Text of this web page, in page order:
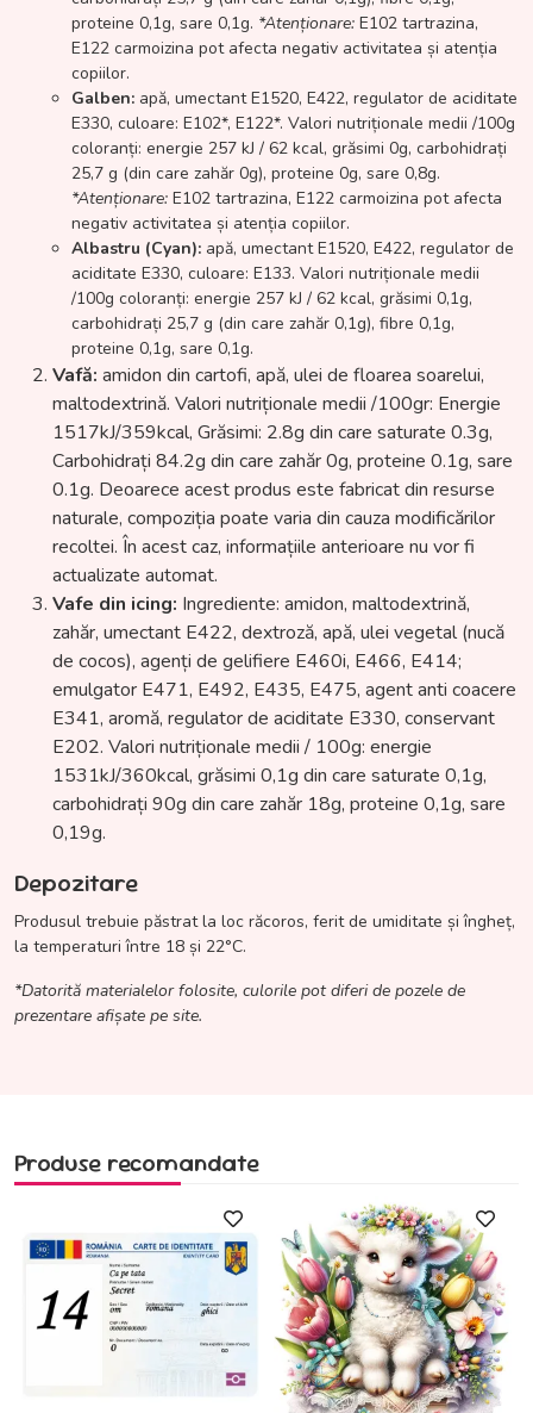
proteine 0,1g, sare 0,1g. *Atenționare: E102 tartrazina,
E122 carmoizina pot afecta negativ activitatea și atenția
copiilor.
Galben: apă, umectant E1520, E422, regulator de aciditate
E330, culoare: E102*, E122*. Valori nutriționale medii /100g
coloranți: energie 257 kJ / 62 kcal, grăsimi 0g, carbohidrați
25,7 g (din care zahăr 0g), proteine 0g, sare 0,8g.
*Atenționare: E102 tartrazina, E122 carmoizina pot afecta
negativ activitatea și atenția copiilor.
Albastru (Cyan): apă, umectant E1520, E422, regulator de
aciditate E330, culoare: E133. Valori nutriționale medii
/100g coloranți: energie 257 kJ / 62 kcal, grăsimi 0,1g,
carbohidrați 25,7 g (din care zahăr 0,1g), fibre 0,1g,
proteine 0,1g, sare 0,1g.
Vafă: amidon din cartofi, apă, ulei de floarea soarelui,
maltodextrină. Valori nutriționale medii /100gr: Energie
1517kJ/359kcal, Grăsimi: 2.8g din care saturate 0.3g,
Carbohidrați 84.2g din care zahăr 0g, proteine 0.1g, sare
0.1g. Deoarece acest produs este fabricat din resurse
naturale, compoziția poate varia din cauza modificărilor
recoltei. În acest caz, informațiile anterioare nu vor fi
actualizate automat.
Vafe din icing: Ingrediente: amidon, maltodextrină,
zahăr, umectant E422, dextroză, apă, ulei vegetal (nucă
de cocos), agenți de gelifiere E460i, E466, E414;
emulgator E471, E492, E435, E475, agent anti coacere
E341, aromă, regulator de aciditate E330, conservant
E202. Valori nutriționale medii / 100g: energie
1531kJ/360kcal, grăsimi 0,1g din care saturate 0,1g,
carbohidrați 90g din care zahăr 18g, proteine 0,1g, sare
0,19g.
Depozitare
Produsul trebuie păstrat la loc răcoros, ferit de umiditate și îngheț,
la temperaturi între 18 și 22°C.
*Datorită materialelor folosite, culorile pot diferi de pozele de
prezentare afișate pe site.
Produse recomandate